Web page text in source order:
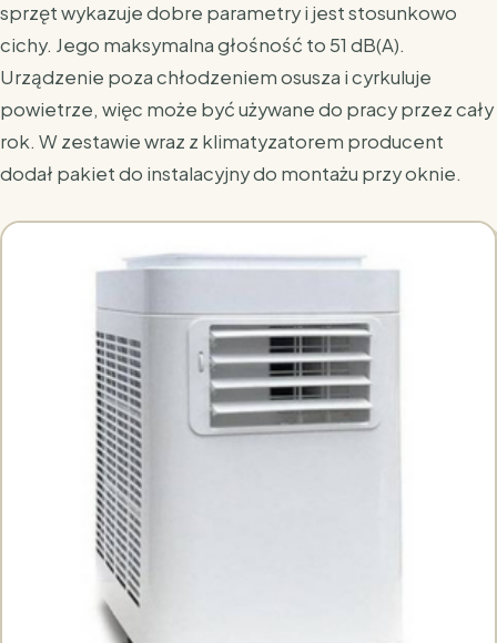
sprzęt wykazuje dobre parametry i jest stosunkowo
cichy. Jego maksymalna głośność to 51 dB(A).
Urządzenie poza chłodzeniem osusza i cyrkuluje
powietrze, więc może być używane do pracy przez cały
rok. W zestawie wraz z klimatyzatorem producent
dodał pakiet do instalacyjny do montażu przy oknie.